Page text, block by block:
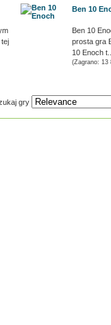
Ben 10
Ben 10
prosta gra
10 Enoch t...
(Zagrano: 13
gry